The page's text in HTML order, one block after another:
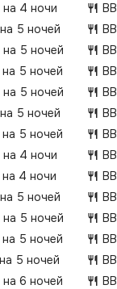
4 ночи
BB
5 ночей
BB
5 ночей
BB
5 ночей
BB
5 ночей
BB
5 ночей
BB
5 ночей
BB
4 ночи
BB
4 ночи
BB
5 ночей
BB
5 ночей
BB
5 ночей
BB
5 ночей
BB
6 ночей
BB